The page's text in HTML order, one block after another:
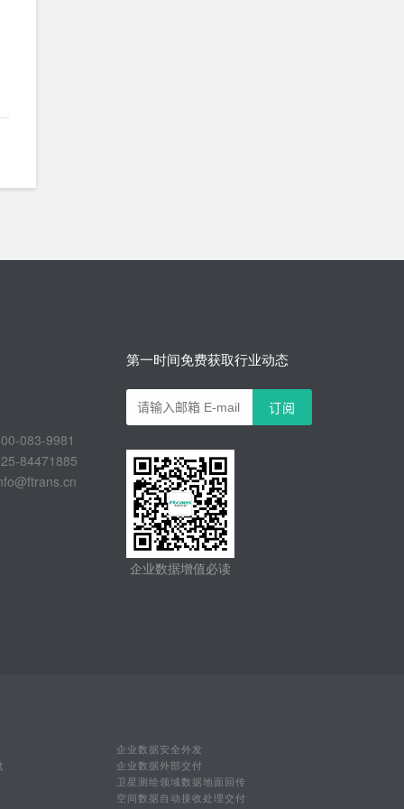
083-9981
84471885
第一时间免费获取行业动态
企业数据增值必读
企业数据安全外发
企业数据外部交付
卫星测绘领域数据地面回传
空间数据自动接收处理交付